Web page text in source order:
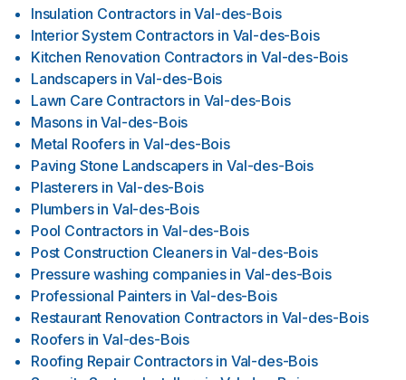
Insulation Contractors in Val-des-Bois
Interior System Contractors in Val-des-Bois
Kitchen Renovation Contractors in Val-des-Bois
Landscapers in Val-des-Bois
Lawn Care Contractors in Val-des-Bois
Masons in Val-des-Bois
Metal Roofers in Val-des-Bois
Paving Stone Landscapers in Val-des-Bois
Plasterers in Val-des-Bois
Plumbers in Val-des-Bois
Pool Contractors in Val-des-Bois
Post Construction Cleaners in Val-des-Bois
Pressure washing companies in Val-des-Bois
Professional Painters in Val-des-Bois
Restaurant Renovation Contractors in Val-des-Bois
Roofers in Val-des-Bois
Roofing Repair Contractors in Val-des-Bois